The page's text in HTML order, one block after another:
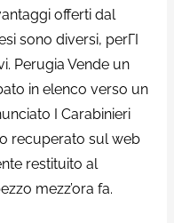
offerti dal
sono diversi, perГІ
Perugia Vende un
in elenco verso un
I Carabinieri
recuperato sul web
restituito al
mezz’ora fa.